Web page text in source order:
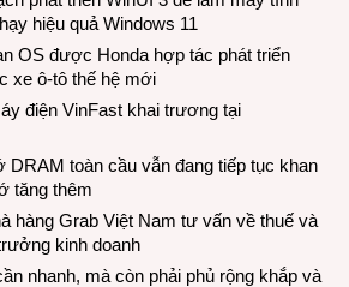
hiệu quả Windows 11
OS được Honda hợp tác phát triển
xe ô-tô thế hệ mới
điện VinFast khai trương tại
DRAM toàn cầu vẫn đang tiếp tục khan
tăng thêm
hàng Grab Việt Nam tư vấn về thuế và
kinh doanh
nhanh, mà còn phải phủ rộng khắp và